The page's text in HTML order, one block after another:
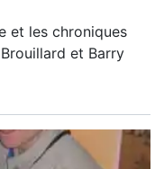
et les chroniques
et Barry